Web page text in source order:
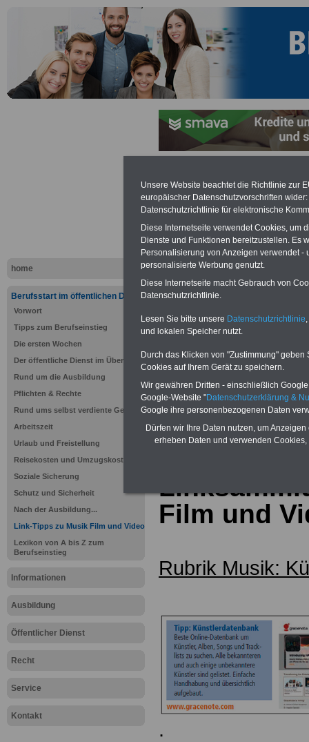
home
Berufsstart im öffentlichen Dienst
Vorwort
Tipps zum Berufseinstieg
Die ersten Wochen
Der öffentliche Dienst im Überblick
Rund um die Ausbildung
Pflichten & Rechte
Rund ums selbst verdiente Geld
Arbeitszeit
Urlaub und Freistellung
Reisekosten und Umzugskosten
Soziale Sicherung
Schutz und Sicherheit
Nach der Ausbildung...
Link-Tipps zu Musik Film und Video
Lexikon von A bis Z zum
Berufseinstieg
Informationen
Ausbildung
Öffentlicher Dienst
Recht
Service
Kontakt
Musik -
öffentlichen Dienst? >>>hier finden
Stellenangebote
Film und
Rubrik Musik:
.
Unsere Website beachtet die Richtlinie zur
europäischer Datenschutzvorschriften
Datenschutzrichtlinie für elektronische
Diese Internetseite verwendet Cookies, um
Dienste und Funktionen bereitzustellen. Es
Personalisierung von Anzeigen verwendet
personalisierte Werbung genutzt.
Diese Internetseite macht Gebrauch von
Datenschutzrichtlinie.
Lesen Sie bitte unsere Datenschutzrichtlinie
und lokalen Speicher nutzt.
Durch das Klicken von "Zustimmung"
Cookies auf Ihrem Gerät zu speichern.
Wir gewähren Dritten - einschließlich
Google-Website "Datenschutzerklärung &
Google ihre personenbezogenen Daten
Dürfen wir Ihre Daten nutzen, um
erheben Daten und verwenden